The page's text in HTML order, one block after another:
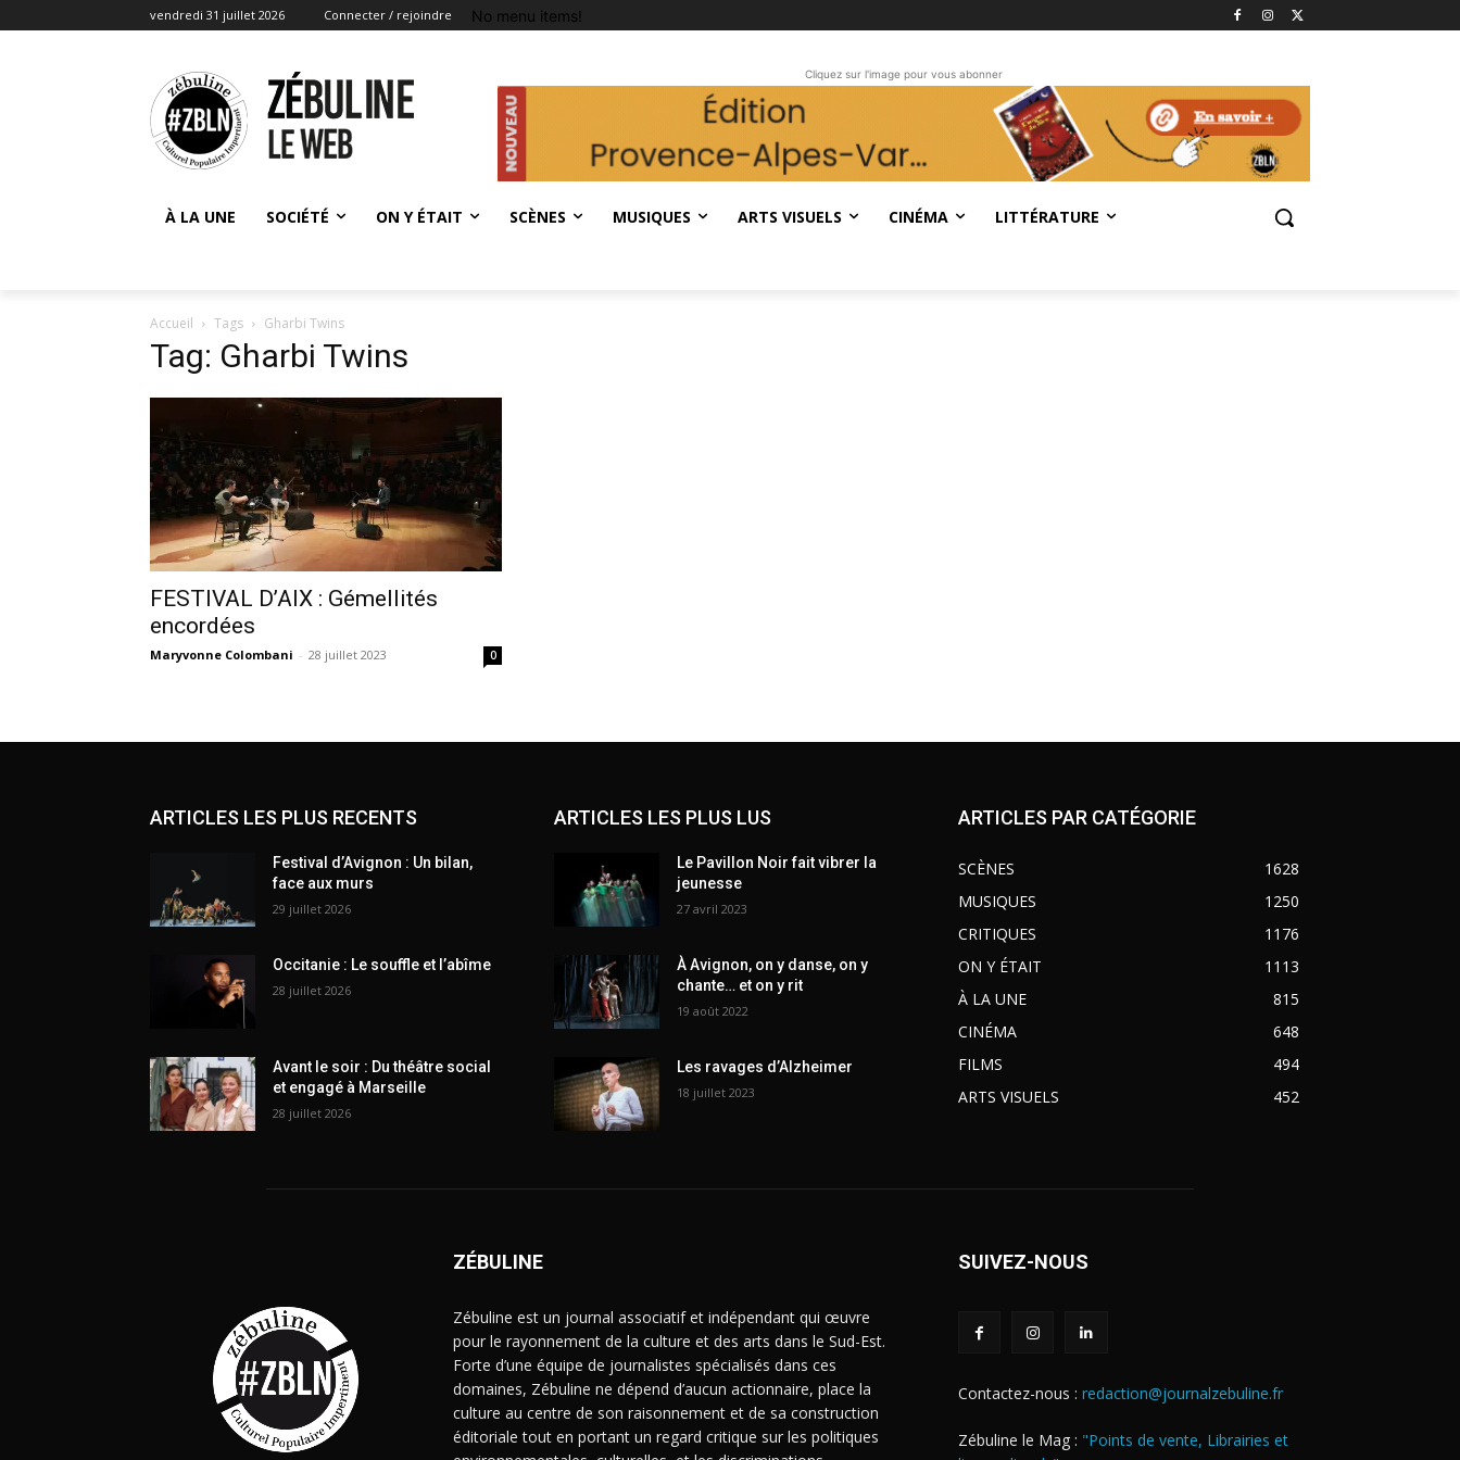
vendredi 31 juillet 2026 Connecter / rejoindre No menu items!
Cliquez sur l'image pour vous abonner
À LA UNE SOCIÉTÉ ON Y ÉTAIT SCÈNES MUSIQUES ARTS VISUELS CINÉMA LITTÉRATURE
Accueil Tags Gharbi Twins
Tag: Gharbi Twins
FESTIVAL D’AIX : Gémellités
encordées
Maryvonne Colombani - 28 juillet 2023 0
ARTICLES LES PLUS RECENTS
Festival d’Avignon : Un bilan,
face aux murs
29 juillet 2026
Occitanie : Le souffle et l’abîme
28 juillet 2026
Avant le soir : Du théâtre social
et engagé à Marseille
28 juillet 2026
ARTICLES LES PLUS LUS
Le Pavillon Noir fait vibrer la
jeunesse
27 avril 2023
À Avignon, on y danse, on y
chante… et on y rit
19 août 2022
Les ravages d’Alzheimer
18 juillet 2023
ARTICLES PAR CATÉGORIE
SCÈNES
1628
MUSIQUES
1250
CRITIQUES
1176
ON Y ÉTAIT
1113
À LA UNE
815
CINÉMA
648
FILMS
494
ARTS VISUELS
452
ZÉBULINE
Zébuline est un journal associatif et indépendant qui œuvre
pour le rayonnement de la culture et des arts dans le Sud-Est.
Forte d’une équipe de journalistes spécialisés dans ces
domaines, Zébuline ne dépend d’aucun actionnaire, place la
culture au centre de son raisonnement et de sa construction
éditoriale tout en portant un regard critique sur les politiques
SUIVEZ-NOUS
Contactez-nous : redaction@journalzebuline.fr
Zébuline le Mag : "Points de vente, Librairies et